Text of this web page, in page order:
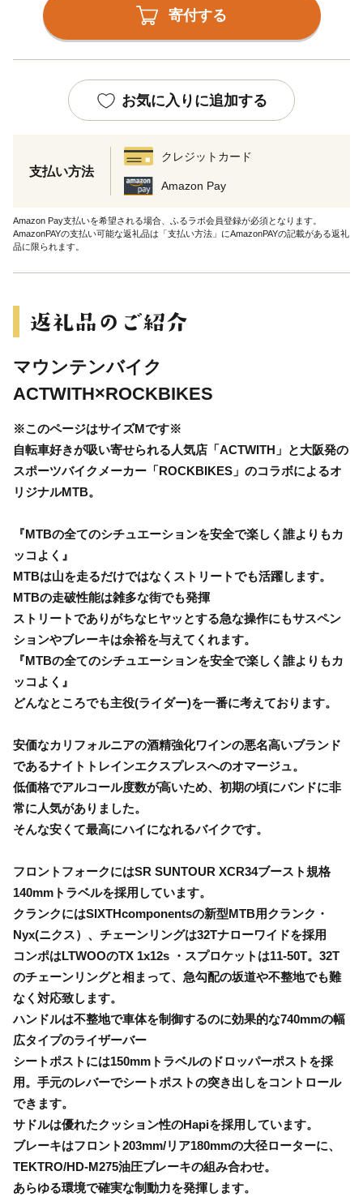
寄付する
お気に入りに追加する
支払い方法
クレジットカード
Amazon Pay
Amazon Pay支払いを希望される場合、ふるラボ会員登録が必須となります。
AmazonPAYの支払い可能な返礼品は「支払い方法」にAmazonPAYの記載がある返礼
品に限られます。
マウンテンバイク
ACTWITH×ROCKBIKES
※このページはサイズMです※
自転車好きが吸い寄せられる人気店「ACTWITH」と大阪発の
スポーツバイクメーカー「ROCKBIKES」のコラボによるオ
リジナルMTB。
『MTBの全てのシチュエーションを安全で楽しく誰よりもカ
ッコよく』
MTBは山を走るだけではなくストリートでも活躍します。
MTBの走破性能は雑多な街でも発揮
ストリートでありがちなヒヤッとする急な操作にもサスペン
ションやブレーキは余裕を与えてくれます。
『MTBの全てのシチュエーションを安全で楽しく誰よりもカ
ッコよく』
どんなところでも主役(ライダー)を一番に考えております。
安価なカリフォルニアの酒精強化ワインの悪名高いブランド
であるナイトトレインエクスプレスへのオマージュ。
低価格でアルコール度数が高いため、初期の頃にバンドに非
常に人気がありました。
そんな安くて最高にハイになれるバイクです。
フロントフォークにはSR SUNTOUR XCR34ブースト規格
140mmトラベルを採用しています。
クランクにはSIXTHcomponentsの新型MTB用クランク・
Nyx(ニクス）、チェーンリングは32Tナローワイドを採用
コンポはLTWOOのTX 1x12s ・スプロケットは11-50T。32T
のチェーンリングと相まって、急勾配の坂道や不整地でも難
なく対応致します。
ハンドルは不整地で車体を制御するのに効果的な740mmの幅
広タイプのライザーバー
シートポストには150mmトラベルのドロッパーポストを採
用。手元のレバーでシートポストの突き出しをコントロール
できます。
サドルは優れたクッション性のHapiを採用しています。
ブレーキはフロント203mm/リア180mmの大径ローターに、
TEKTRO/HD-M275油圧ブレーキの組み合わせ。
あらゆる環境で確実な制動力を発揮します。